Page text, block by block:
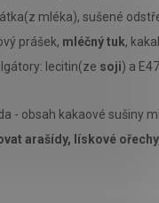
mléka), sušené
prášek, mléčný tuk,
lecitin(ze soji) a
- obsah kakaové sušiny
arašídy, lískové